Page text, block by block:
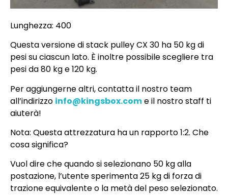
Lunghezza: 400
Questa versione di stack pulley CX 30 ha 50 kg di
pesi su ciascun lato. È inoltre possibile scegliere tra
pesi da 80 kg e 120 kg.
Per aggiungerne altri, contatta il nostro team
all’indirizzo info@kingsbox.come il nostro staff ti
aiuterà!
Nota: Questa attrezzatura ha un rapporto 1:2. Che
cosa significa?
Vuol dire che quando si selezionano 50 kg alla
postazione, l’utente sperimenta 25 kg di forza di
trazione equivalente o la metà del peso selezionato.